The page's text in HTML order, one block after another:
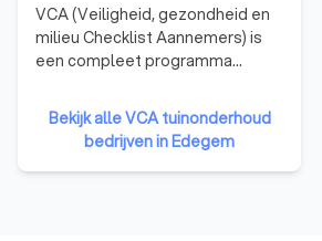
VCA (Veiligheid, gezondheid en
milieu Checklist Aannemers) is
een compleet programma
bedrijven structureel en
objectief worden getoetst en
gecertificeerd op hun VGM-
beheersysteem. Een bedrijf in
Bekijk alle VCA tuinonderhoud
bedrijven in Edegem